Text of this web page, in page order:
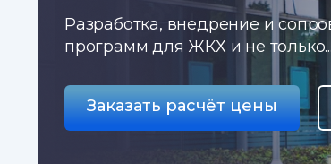
Разработка, внедрение и
программ для ЖКХ и не только...
Заказать расчёт цены